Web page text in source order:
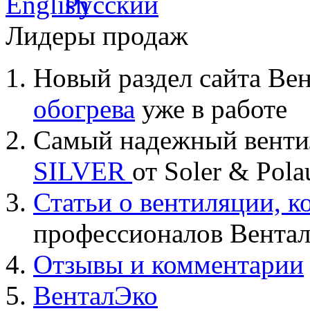
Лидеры продаж
Новый раздел сайта
обогрева уже в работе
Самый надежный
SILVER от Soler &
Статьи о вентиляции,
профессионалов
Отзывы и комментарии
ВенталЭко